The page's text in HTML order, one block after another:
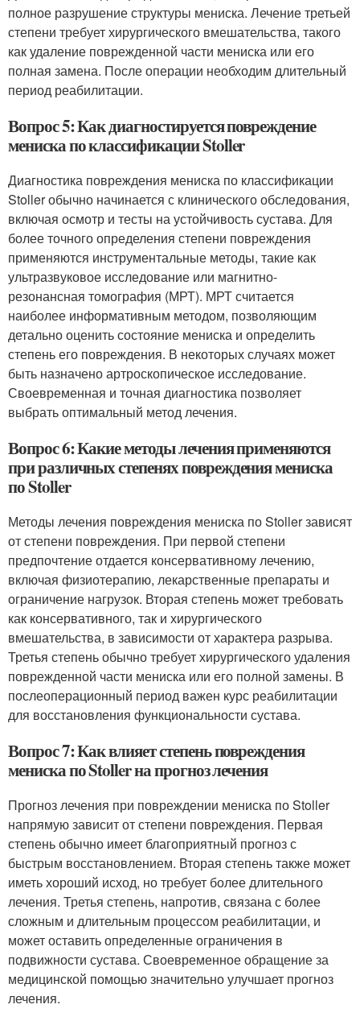
полное разрушение структуры мениска. Лечение третьей
степени требует хирургического вмешательства, такого
как удаление поврежденной части мениска или его
полная замена. После операции необходим длительный
период реабилитации.
Вопрос 5: Как диагностируется повреждение
мениска по классификации Stoller
Диагностика повреждения мениска по классификации
Stoller обычно начинается с клинического обследования,
включая осмотр и тесты на устойчивость сустава. Для
более точного определения степени повреждения
применяются инструментальные методы, такие как
ультразвуковое исследование или магнитно-
резонансная томография (МРТ). МРТ считается
наиболее информативным методом, позволяющим
детально оценить состояние мениска и определить
степень его повреждения. В некоторых случаях может
быть назначено артроскопическое исследование.
Своевременная и точная диагностика позволяет
выбрать оптимальный метод лечения.
Вопрос 6: Какие методы лечения применяются
при различных степенях повреждения мениска
по Stoller
Методы лечения повреждения мениска по Stoller зависят
от степени повреждения. При первой степени
предпочтение отдается консервативному лечению,
включая физиотерапию, лекарственные препараты и
ограничение нагрузок. Вторая степень может требовать
как консервативного, так и хирургического
вмешательства, в зависимости от характера разрыва.
Третья степень обычно требует хирургического удаления
поврежденной части мениска или его полной замены. В
послеоперационный период важен курс реабилитации
для восстановления функциональности сустава.
Вопрос 7: Как влияет степень повреждения
мениска по Stoller на прогноз лечения
Прогноз лечения при повреждении мениска по Stoller
напрямую зависит от степени повреждения. Первая
степень обычно имеет благоприятный прогноз с
быстрым восстановлением. Вторая степень также может
иметь хороший исход, но требует более длительного
лечения. Третья степень, напротив, связана с более
сложным и длительным процессом реабилитации, и
может оставить определенные ограничения в
подвижности сустава. Своевременное обращение за
медицинской помощью значительно улучшает прогноз
лечения.